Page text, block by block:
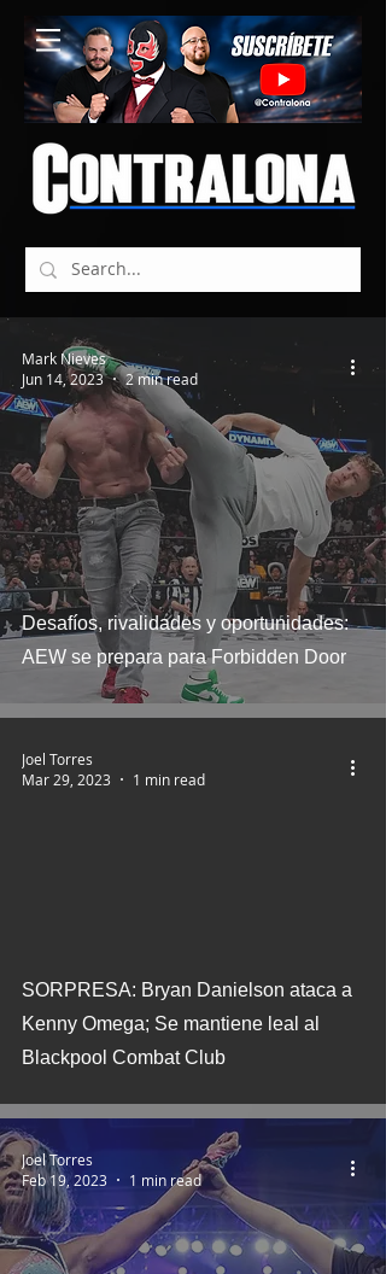
Desafíos, rivalidades y oportunidades:
AEW se prepara para Forbidden Door
Mark Nieves
Jun 14, 2023
2 min read
SORPRESA: Bryan Danielson ataca a
Kenny Omega; Se mantiene leal al
Blackpool Combat Club
Joel Torres
Mar 29, 2023
1 min read
Joel Torres
Feb 19, 2023
1 min read